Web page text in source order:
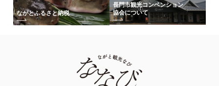
ながとふるさと納税
長門市観光コンベンション
協会について